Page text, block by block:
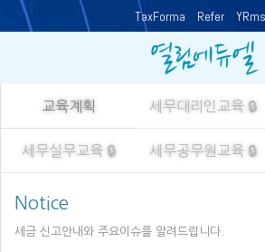
TaxForma Refer
열림에듀엘
교육계획 세무대리인교육 🔒
세무실무교육 🔒 세무공무원교육 🔒
Notice
세금 신고안내와 주요이슈를 알려드립니다.